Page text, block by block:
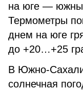
на юге —
Термометры
днем на юге
до +20…+25
В Южно-
солнечная